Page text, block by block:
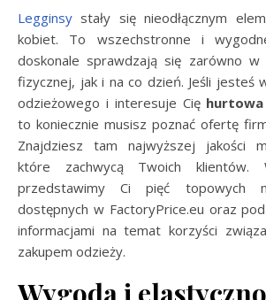
Legginsy stały się nieodłącznym
kobiet. To wszechstronne i
doskonale sprawdzają się zarówno w
fizycznej, jak i na co dzień. Jeśli jesteś
odzieżowego i interesuje Cię
to koniecznie musisz poznać ofertę
Znajdziesz tam najwyższej jakości
które zachwycą Twoich
przedstawimy Ci pięć topowych
dostępnych w FactoryPrice.eu oraz
informacjami na temat korzyści
zakupem odzieży.